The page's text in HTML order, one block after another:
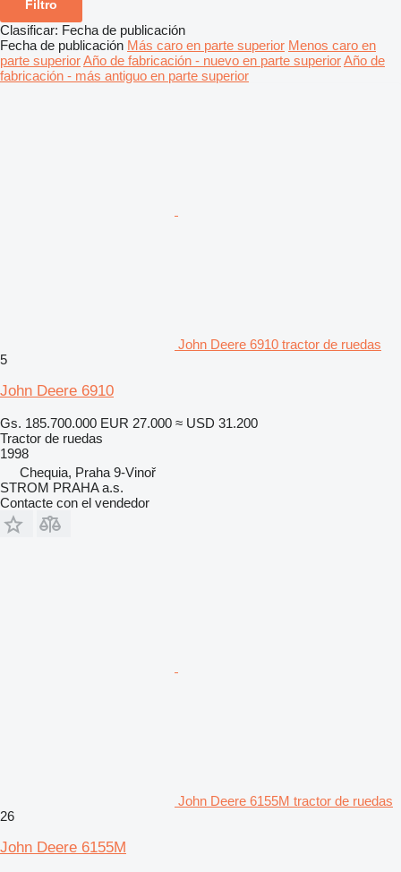
Filtro
Clasificar: Fecha de publicación
Fecha de publicación Más caro en parte superior Menos caro en
parte superiorAño de fabricación - nuevo en parte superiorAño de
fabricación - más antiguo en parte superior
John Deere 6910 tractor de ruedas
5
John Deere 6910
Gs. 185.700.000 EUR 27.000 ≈ USD 31.200
Tractor de ruedas
1998
Chequia, Praha 9-Vinoř
STROM PRAHA a.s.
Contacte con el vendedor
John Deere 6155M tractor de ruedas
26
John Deere 6155M